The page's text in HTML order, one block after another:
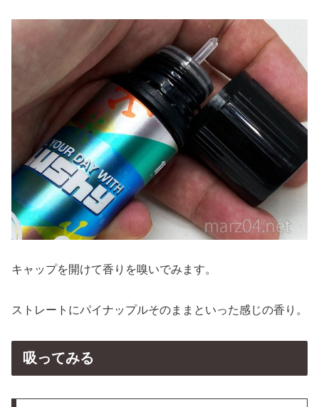
キャップを開けて香りを嗅いでみます。
ストレートにパイナップルそのままといった感じの香り。
吸ってみる